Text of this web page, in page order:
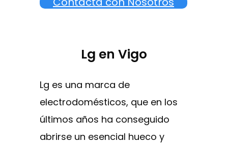
Lg en Vigo
Lg es una marca de
electrodomésticos, que en los
últimos años ha conseguido
abrirse un esencial hueco y